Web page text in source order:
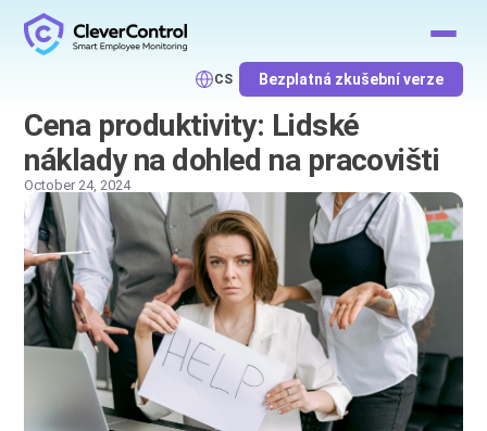
CS Bezplatná zkušební verze
Cena produktivity: Lidské
náklady na dohled na pracovišti
October 24, 2024